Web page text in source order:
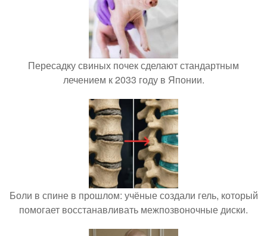
Пересадку свиных почек сделают стандартным
лечением к 2033 году в Японии.
Боли в спине в прошлом: учёные создали гель, который
помогает восстанавливать межпозвоночные диски.